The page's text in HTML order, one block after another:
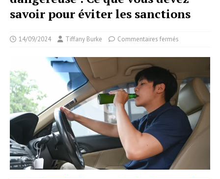
savoir pour éviter les sanctions
14/09/2024 Tiffany Burke Commentaires fermés